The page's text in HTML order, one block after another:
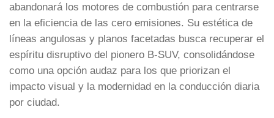
abandonará los motores de combustión para centrarse
en la eficiencia de las cero emisiones. Su estética de
líneas angulosas y planos facetadas busca recuperar el
espíritu disruptivo del pionero B-SUV, consolidándose
como una opción audaz para los que priorizan el
impacto visual y la modernidad en la conducción diaria
por ciudad.